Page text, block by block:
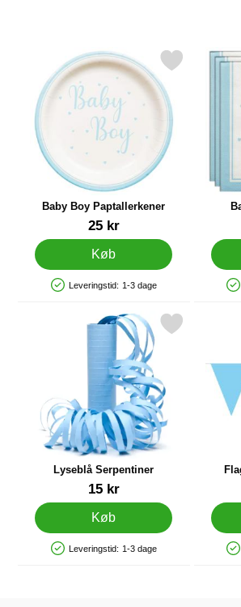
Baby Boy Paptallerkener
25 kr
Køb
Produkttilgængelighed: På lager
Leveringstid: 1-3 dage
Markér baby Boy Paptallerkener
Lyseblå Serpentiner
15 kr
Køb
Produkttilgængelighed: På lager
Leveringstid: 1-3 dage
Markér lyseblå Serpentiner som